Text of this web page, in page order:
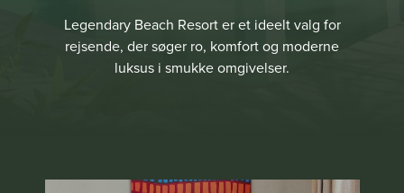
Legendary Beach Resort er et ideelt valg for
rejsende, der søger ro, komfort og moderne
luksus i smukke omgivelser.